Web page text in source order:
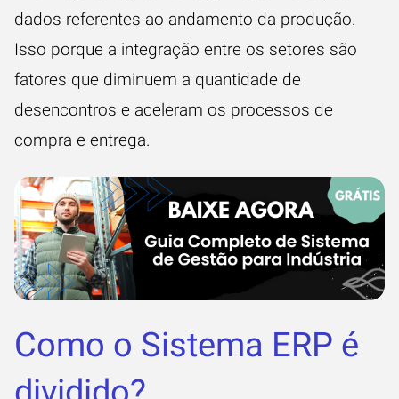
dados referentes ao andamento da produção.
Isso porque a integração entre os setores são
fatores que diminuem a quantidade de
desencontros e aceleram os processos de
compra e entrega.
Como o Sistema ERP é